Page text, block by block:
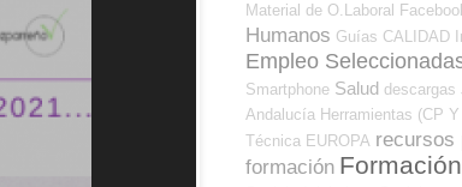
Material de O.Laboral
Humanos Guías CALIDAD
Empleo
Smartphone Salud descargas
Andalucía Herramientas (CP
Técnica EUROPA recursos
formación Formación